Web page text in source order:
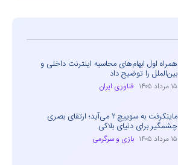
همراه اول ابهام‌های محاسبه اینترنت داخلی و
بین‌الملل را توضیح داد
۱۵ مرداد ۱۴۰۵ فناوری ایران
ماینکرفت به سوییچ ۲ می‌آید؛ ارتقای بصری
چشمگیر برای دنیای بلاکی
۱۵ مرداد ۱۴۰۵ بازی و سرگرمی